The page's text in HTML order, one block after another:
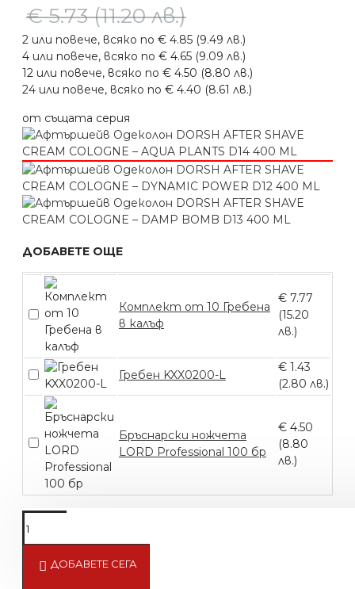
€ 5.73 (11.20 лв.)
2 или повече, всяко по € 4.85 (9.49 лв.)
4 или повече, всяко по € 4.65 (9.09 лв.)
12 или повече, всяко по € 4.50 (8.80 лв.)
24 или повече, всяко по € 4.40 (8.61 лв.)
от същата серия
ДОБАВЕТЕ ОЩЕ
Комплект от 10 Гребена
в калъф
€ 7.77
(15.20
лв.)
Гребен KXX0200-L
€ 1.43
(2.80 лв.)
Бръснарски ножчета
LORD Professional 100 бр
€ 4.50
(8.80
лв.)
ДОБАВЕТЕ СЕГА